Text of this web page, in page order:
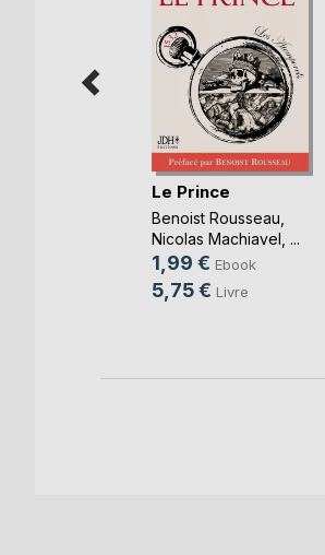
Le Prince
Benoist Rousseau
Nicolas Machiavel , ...
1,99 € Ebook
5,75 € Livre